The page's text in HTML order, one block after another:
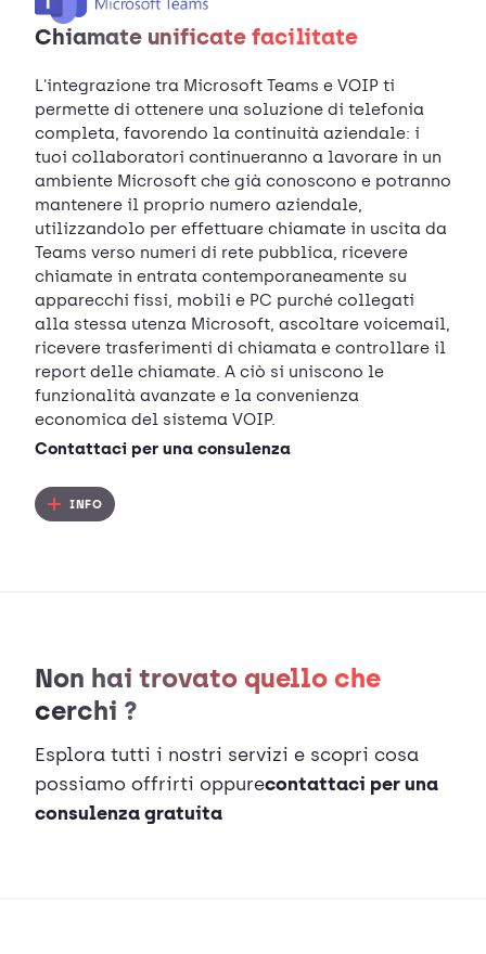
Chiamate unificate facilitate
L'integrazione tra Microsoft Teams e VOIP ti
permette di ottenere una soluzione di telefonia
completa, favorendo la continuità aziendale: i
tuoi collaboratori continueranno a lavorare in un
ambiente Microsoft che già conoscono e potranno
mantenere il proprio numero aziendale,
utilizzandolo per effettuare chiamate in uscita da
Teams verso numeri di rete pubblica, ricevere
chiamate in entrata contemporaneamente su
apparecchi fissi, mobili e PC purché collegati
alla stessa utenza Microsoft, ascoltare voicemail,
ricevere trasferimenti di chiamata e controllare il
report delle chiamate. A ciò si uniscono le
funzionalità avanzate e la convenienza
economica del sistema VOIP.
Contattaci per una consulenza
INFO
Non hai trovato quello che
cerchi ?
Esplora tutti i nostri servizi e scopri cosa
possiamo offrirti oppurecontattaci per una
consulenza gratuita